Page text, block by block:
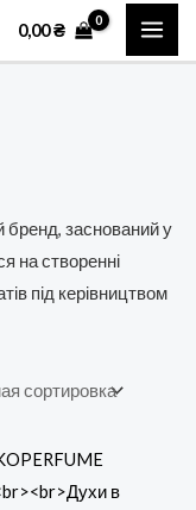
0,00₴
заснований у
на створенні
під керівництвом